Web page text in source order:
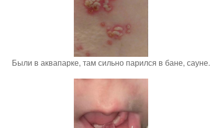
Были в аквапарке, там сильно парился в бане, сауне.